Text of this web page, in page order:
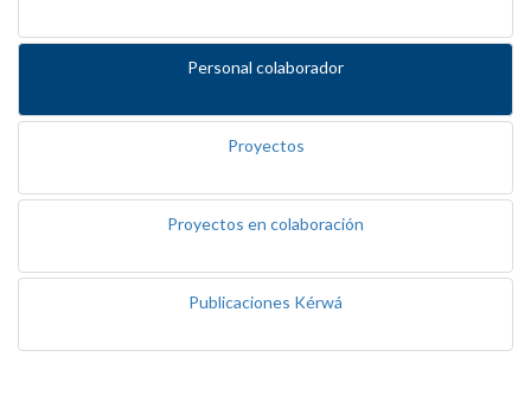
Personal colaborador
Proyectos
Proyectos en colaboración
Publicaciones Kérwá